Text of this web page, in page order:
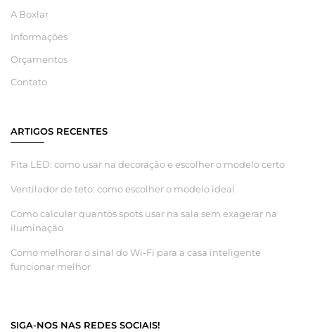
A Boxlar
Informações
Orçamentos
Contato
ARTIGOS RECENTES
Fita LED: como usar na decoração e escolher o modelo certo
Ventilador de teto: como escolher o modelo ideal
Como calcular quantos spots usar na sala sem exagerar na
iluminação
Como melhorar o sinal do Wi-Fi para a casa inteligente
funcionar melhor
SIGA-NOS NAS REDES SOCIAIS!